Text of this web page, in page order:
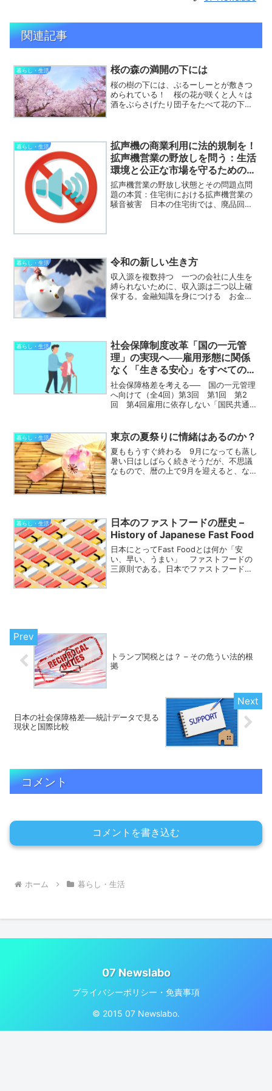
関連記事
暮らし・生活 桜の森の満開の下には
桜の樹の下には、ぶるーしーとが敷きつ
められている！ 桜の花が咲くと人々は
酒をぶらさげたり団子をたべて花の下を
真っ赤な三角コーンを桜の...
暮らし・生活
拡声機の商業利用に法的規制を！
拡声機営業の野放しを問う：生活
環境と公正な市場を守るための規
制の必要性
拡声機営業の野放し状態とその問題点問
題の本質：住宅街における拡声機営業の
騒音被害 日本の住宅街では、廃品回収
暮らし・生活 令和の新しい生き方
収入源を複数持つ 一つの会社に人生を
縛られないために、収入源は二つ以上確
保する。金融知識を身につける お金に
暮らし・生活
社会保障制度改革「国の一元管
理」の実現へ──雇用形態に関係
なく「生きる安心」をすべての人
に
社会保障格差を考える── 国の一元管理
へ向けて（全4回）第3回 第1回 第2
回 第4回雇用に依存しない「国民共通の
る。正社員、非正規労働者、自営業者、
フリーランス──同じ...
暮らし・生活 東京の夏祭りに情緒はあるのか？
夏ももうすぐ終わる 9月になっても蒸し
暑い日はしばらく続きそうだが、不思議
なもので、暦の上で9月を迎えると、なん
暮らし・生活
日本のファストフードの歴史 –
History of Japanese Fast Food
日本にとってFast Foodとは何か「安
い、早い、うまい」 ファストフードの
三原則である。日本でファストフードが
トランプ関税とは？ – その危うい法的根
拠
日本の社会保障格差──統計データで見る
現状と国際比較
コメント
コメントを書き込む
ホーム 暮らし・生活
07 Newslabo
プライバシーポリシー・免責事項
© 2015 07 Newslabo.